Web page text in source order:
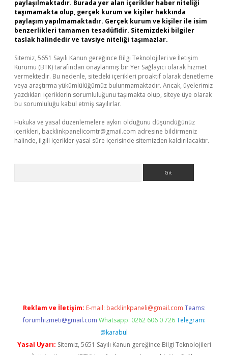
paylaşılmaktadır. Burada yer alan içerikler haber niteliği
taşımamakta olup, gerçek kurum ve kişiler hakkında
paylaşım yapılmamaktadır. Gerçek kurum ve kişiler ile isim
benzerlikleri tamamen tesadüfidir. Sitemizdeki bilgiler
taslak halindedir ve tavsiye niteliği taşımazlar.
Sitemiz, 5651 Sayılı Kanun gereğince Bilgi Teknolojileri ve İletişim
Kurumu (BTK) tarafından onaylanmış bir Yer Sağlayıcı olarak hizmet
vermektedir. Bu nedenle, sitedeki içerikleri proaktif olarak denetleme
veya araştırma yükümlülüğümüz bulunmamaktadır. Ancak, üyelerimiz
yazdıkları içeriklerin sorumluluğunu taşımakta olup, siteye üye olarak
bu sorumluluğu kabul etmiş sayılırlar.
Hukuka ve yasal düzenlemelere aykırı olduğunu düşündüğünüz
içerikleri, backlinkpanelicomtr@gmail.com adresine bildirmeniz
halinde, ilgili içerikler yasal süre içerisinde sitemizden kaldırılacaktır.
Reklam ve İletişim: E-mail: backlinkpaneli@gmail.com Teams:
forumhizmeti@gmail.com Whatsapp: 0262 606 0 726 Telegram:
@karabul
Yasal Uyarı: Sitemiz, 5651 Sayılı Kanun gereğince Bilgi Teknolojileri